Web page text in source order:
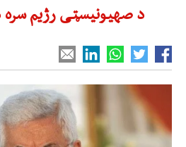
د صهیونیسټی رژیم سره